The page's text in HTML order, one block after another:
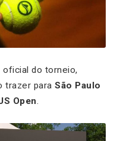
do torneio,
trazer para São Paulo
Open.